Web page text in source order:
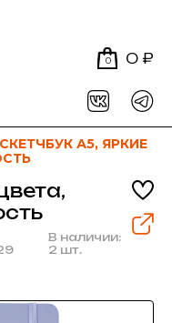
0 0 ₽
СКЕТЧБУК А5, ЯРКИЕ
В наличии:
2 шт.